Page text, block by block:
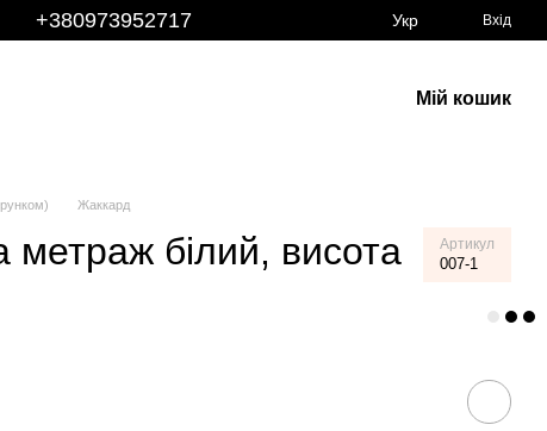
+380973952717 Укр Вхід
Мій кошик
Жаккард
білий, висота
Артикул
007-1